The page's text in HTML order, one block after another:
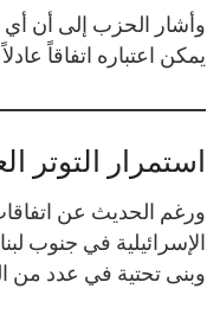
وأشار الحزب إلى أن أي
يمكن اعتباره اتفاقاً
استمرار
ورغم الحديث عن
الإسرائيلية في جنوب
وبنى تحتية في عدد من